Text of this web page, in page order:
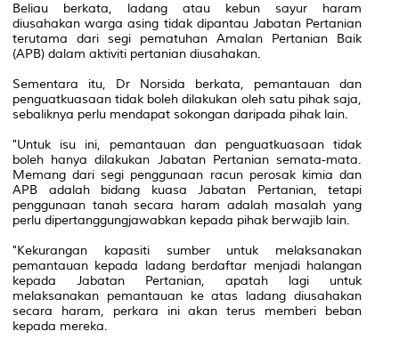
Beliau berkata, ladang atau kebun sayur haram
diusahakan warga asing tidak dipantau Jabatan Pertanian
terutama dari segi pematuhan Amalan Pertanian Baik
(APB) dalam aktiviti pertanian diusahakan.
Sementara itu, Dr Norsida berkata, pemantauan dan
penguatkuasaan tidak boleh dilakukan oleh satu pihak saja,
sebaliknya perlu mendapat sokongan daripada pihak lain.
"Untuk isu ini, pemantauan dan penguatkuasaan tidak
boleh hanya dilakukan Jabatan Pertanian semata-mata.
Memang dari segi penggunaan racun perosak kimia dan
APB adalah bidang kuasa Jabatan Pertanian, tetapi
penggunaan tanah secara haram adalah masalah yang
perlu dipertanggungjawabkan kepada pihak berwajib lain.
"Kekurangan kapasiti sumber untuk melaksanakan
pemantauan kepada ladang berdaftar menjadi halangan
kepada Jabatan Pertanian, apatah lagi untuk
melaksanakan pemantauan ke atas ladang diusahakan
secara haram, perkara ini akan terus memberi beban
kepada mereka.